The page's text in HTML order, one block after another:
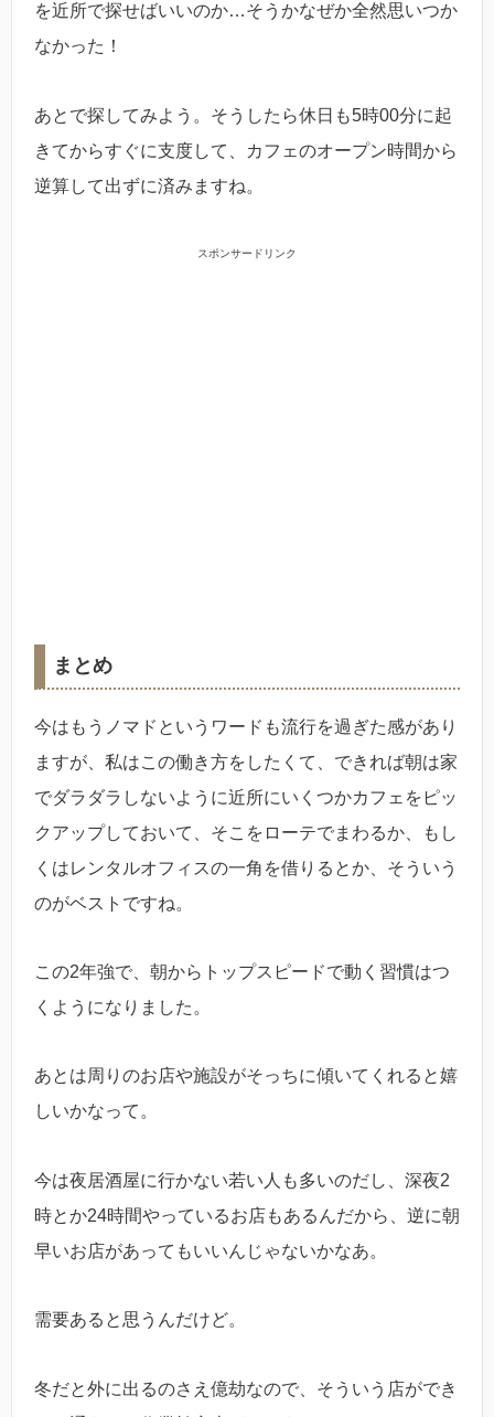
を近所で探せばいいのか…そうかなぜか全然思いつか
なかった！
あとで探してみよう。そうしたら休日も5時00分に起
きてからすぐに支度して、カフェのオープン時間から
逆算して出ずに済みますね。
スポンサードリンク
まとめ
今はもうノマドというワードも流行を過ぎた感があり
ますが、私はこの働き方をしたくて、できれば朝は家
でダラダラしないように近所にいくつかカフェをピッ
クアップしておいて、そこをローテでまわるか、もし
くはレンタルオフィスの一角を借りるとか、そういう
のがベストですね。
この2年強で、朝からトップスピードで動く習慣はつ
くようになりました。
あとは周りのお店や施設がそっちに傾いてくれると嬉
しいかなって。
今は夜居酒屋に行かない若い人も多いのだし、深夜2
時とか24時間やっているお店もあるんだから、逆に朝
早いお店があってもいいんじゃないかなあ。
需要あると思うんだけど。
冬だと外に出るのさえ億劫なので、そういう店ができ